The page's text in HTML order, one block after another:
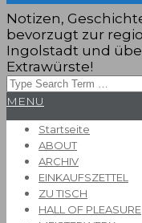
Notizen,
bevorzugt zur
Ingolstadt und
Extrawürste!
Search
Primary
Menu
MENU
Startseite
ABOUT
ARCHIV
EINKAUFSZETTEL
ZU TISCH
HALL OF PLEASURE